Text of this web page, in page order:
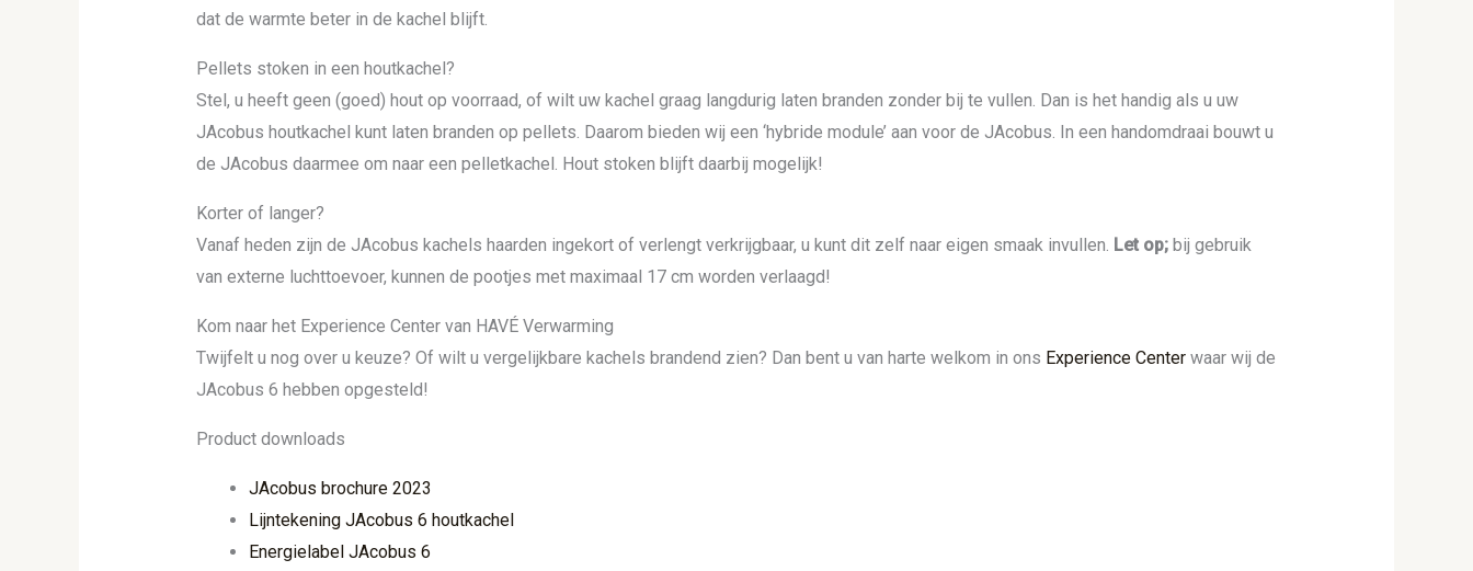
dat de warmte beter in de kachel blijft.
Pellets stoken in een houtkachel?
Stel, u heeft geen (goed) hout op voorraad, of wilt uw kachel graag langdurig laten branden zonder bij te vullen. Dan is het handig als u uw
JAcobus houtkachel kunt laten branden op pellets. Daarom bieden wij een ‘hybride module’ aan voor de JAcobus. In een handomdraai bouwt u
de JAcobus daarmee om naar een pelletkachel. Hout stoken blijft daarbij mogelijk!
Korter of langer?
Vanaf heden zijn de JAcobus kachels haarden ingekort of verlengt verkrijgbaar, u kunt dit zelf naar eigen smaak invullen. Let op;bij gebruik
van externe luchttoevoer, kunnen de pootjes met maximaal 17 cm worden verlaagd!
Kom naar het Experience Center van HAVÉ Verwarming
Twijfelt u nog over u keuze? Of wilt u vergelijkbare kachels brandend zien? Dan bent u van harte welkom in ons Experience Centerwaar wij de
JAcobus 6 hebben opgesteld!
Product downloads
JAcobus brochure 2023
Lijntekening JAcobus 6 houtkachel
Energielabel JAcobus 6